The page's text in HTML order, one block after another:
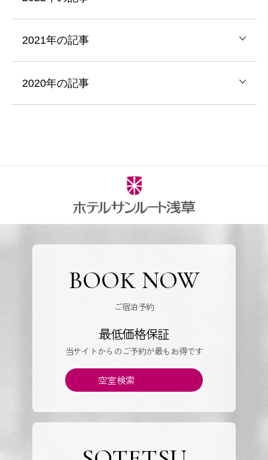
2021年の記事
2020年の記事
BOOK NOW
ご宿泊予約
最低価格保証
当サイトからのご予約が最もお得です
空室検索